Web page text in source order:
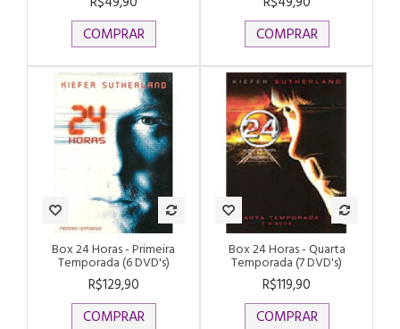
COMPRAR COMPRAR
Box 24 Horas - Primeira
Temporada (6 DVD's)
R$129,90
COMPRAR
Box 24 Horas - Quarta
Temporada (7 DVD's)
R$119,90
COMPRAR